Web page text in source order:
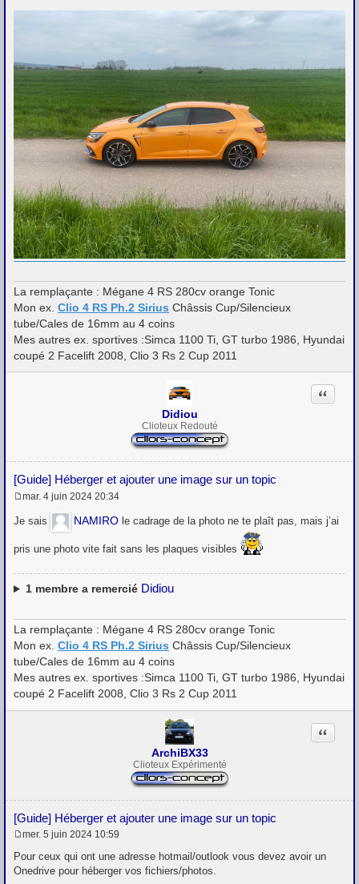
s
La remplaçante : Mégane 4 RS 280cv orange Tonic
Mon ex. Clio 4 RS Ph.2 Sirius Châssis Cup/Silencieux
tube/Cales de 16mm au 4 coins
Mes autres ex. sportives :Simca 1100 Ti, GT turbo 1986, Hyundai
coupé 2 Facelift 2008, Clio 3 Rs 2 Cup 2011
Didiou
Clioteux Redouté
[Guide] Héberger et ajouter une image sur un topic
Citation
e
s
a
e
mar. 4 juin 2024 20:34
Je sais NAMIRO le cadrage de la photo ne te plaît pas, mais j’ai
pris une photo vite fait sans les plaques visibles
1membre a remercié Didiou
La remplaçante : Mégane 4 RS 280cv orange Tonic
Mon ex. Clio 4 RS Ph.2 Sirius Châssis Cup/Silencieux
tube/Cales de 16mm au 4 coins
Mes autres ex. sportives :Simca 1100 Ti, GT turbo 1986, Hyundai
coupé 2 Facelift 2008, Clio 3 Rs 2 Cup 2011
ArchiBX33
Clioteux Expérimenté
[Guide] Héberger et ajouter une image sur un topic
Citation
e
s
mer. 5 juin 2024 10:59
Pour ceux qui ont une adresse hotmail/outlook vous devez avoir un
Onedrive pour héberger vos fichiers/photos.